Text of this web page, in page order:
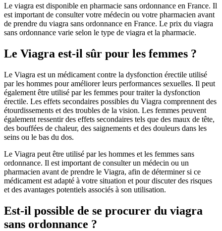
Le viagra est disponible en pharmacie sans ordonnance en France. Il
est important de consulter votre médecin ou votre pharmacien avant
de prendre du viagra sans ordonnance en France. Le prix du viagra
sans ordonnance varie selon le type de viagra et la pharmacie.
Le Viagra est-il sûr pour les femmes ?
Le Viagra est un médicament contre la dysfonction érectile utilisé
par les hommes pour améliorer leurs performances sexuelles. Il peut
également être utilisé par les femmes pour traiter la dysfonction
érectile. Les effets secondaires possibles du Viagra comprennent des
étourdissements et des troubles de la vision. Les femmes peuvent
également ressentir des effets secondaires tels que des maux de tête,
des bouffées de chaleur, des saignements et des douleurs dans les
seins ou le bas du dos.
Le Viagra peut être utilisé par les hommes et les femmes sans
ordonnance. Il est important de consulter un médecin ou un
pharmacien avant de prendre le Viagra, afin de déterminer si ce
médicament est adapté à votre situation et pour discuter des risques
et des avantages potentiels associés à son utilisation.
Est-il possible de se procurer du viagra
sans ordonnance ?